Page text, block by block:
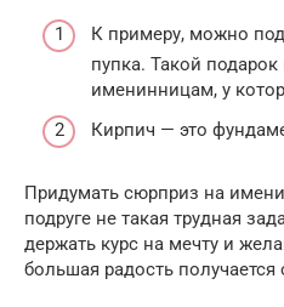
К примеру, можно
пупка. Такой
именинницам, у
Кирпич — это
Придумать сюрприз на
подруге не такая трудная
держать курс на мечту и
большая радость получается